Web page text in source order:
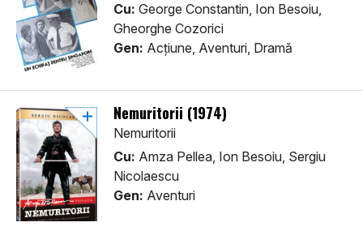
Cu: George Constantin, Ion Besoiu,
Gheorghe Cozorici
Gen: Acţiune, Aventuri, Dramă
Nemuritorii (1974)
Nemuritorii
Cu: Amza Pellea, Ion Besoiu, Sergiu
Nicolaescu
Gen: Aventuri